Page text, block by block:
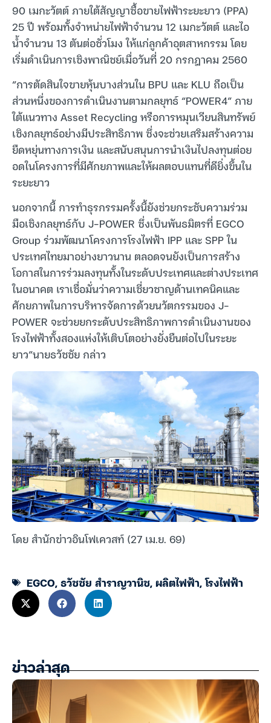
90 เมกะวัตต์ ภายใต้สัญญาซื้อขายไฟฟ้าระยะยาว (PPA)
25 ปี พร้อมทั้งจำหน่ายไฟฟ้าจำนวน 12 เมกะวัตต์ และไอ
น้ำจำนวน 13 ตันต่อชั่วโมง ให้แก่ลูกค้าอุตสาหกรรม โดย
เริ่มดำเนินการเชิงพาณิชย์เมื่อวันที่ 20 กรกฎาคม 2560
“การตัดสินใจขายหุ้นบางส่วนใน BPU และ KLU ถือเป็น
ส่วนหนึ่งของการดำเนินงานตามกลยุทธ์ “POWER4” ภาย
ใต้แนวทาง Asset Recycling หรือการหมุนเวียนสินทรัพย์
เชิงกลยุทธ์อย่างมีประสิทธิภาพ ซึ่งจะช่วยเสริมสร้างความ
ยืดหยุ่นทางการเงิน และสนับสนุนการนำเงินไปลงทุนต่อย
อดในโครงการที่มีศักยภาพและให้ผลตอบแทนที่ดียิ่งขึ้นใน
ระยะยาว
นอกจากนี้ การทำธุรกรรมครั้งนี้ยังช่วยกระชับความร่วม
มือเชิงกลยุทธ์กับ J-POWER ซึ่งเป็นพันธมิตรที่ EGCO
Group ร่วมพัฒนาโครงการโรงไฟฟ้า IPP และ SPP ใน
ประเทศไทยมาอย่างยาวนาน ตลอดจนยังเป็นการสร้าง
โอกาสในการร่วมลงทุนทั้งในระดับประเทศและต่างประเทศ
ในอนาคต เราเชื่อมั่นว่าความเชี่ยวชาญด้านเทคนิคและ
ศักยภาพในการบริหารจัดการด้วยนวัตกรรมของ J-
POWER จะช่วยยกระดับประสิทธิภาพการดำเนินงานของ
โรงไฟฟ้าทั้งสองแห่งให้เติบโตอย่างยั่งยืนต่อไปในระยะ
ยาว”นายธวัชชัย กล่าว
โดย สำนักข่าวอินโฟเควสท์ (27 เม.ย. 69)
EGCO,ธวัชชัย สำราญวานิช,ผลิตไฟฟ้า,โรงไฟฟ้า
ข่าวล่าสุด